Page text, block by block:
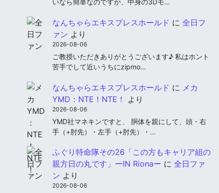
いなら簡単なのですが、中身の3Dモ…
なんちゃらエキスプレスホールド に 全日フ
ァン より
2026-08-06
ご教授いただきありがとうございます♪ 私はホント
苦手でして近いうちにzipmo…
なんちゃらエキスプレスホールド に メカ
YMD：NTE！NTE！
より
2026-08-06
YMD社マネキンですと、 胴体を親にして、頭・右
手（+肘先）・左手（+肘先）・…
ふぐり特命隊その26「この方もキャリア組の
親方日の丸です」ーIN Rionaー に 全日ファ
ン より
2026-08-06